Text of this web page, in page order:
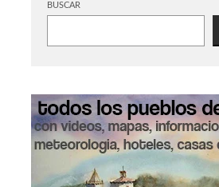
BUSCAR